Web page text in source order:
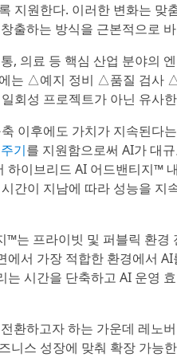
지원한다. 이러한 변화는
출하는 방식을 근본적으로
, 의료 등 핵심 산업 분야의
는 △예지 정비 △품질 검사
회성 프로젝트가 아닌 유사
이후에도 가치가 지속된다
기를 지원함으로써 AI가 대
하이브리드 AI 어드밴티지
간이 지남에 따라 성능을
는 프라이빗 및 퍼블릭 환
에서 가장 적합한 환경에서
는 시간을 단축하고 AI 운영
환하고자 하는 가운데 레노
니스 성장에 맞춰 확장 가능